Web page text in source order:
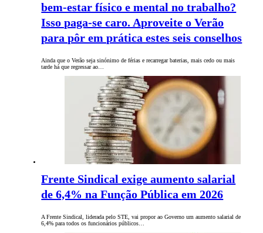
bem-estar físico e mental no trabalho?
Isso paga-se caro. Aproveite o Verão
para pôr em prática estes seis conselhos
Ainda que o Verão seja sinónimo de férias e recarregar baterias, mais cedo ou mais
tarde há que regressar ao…
Frente Sindical exige aumento salarial
de 6,4% na Função Pública em 2026
A Frente Sindical, liderada pelo STE, vai propor ao Governo um aumento salarial de
6,4% para todos os funcionários públicos…